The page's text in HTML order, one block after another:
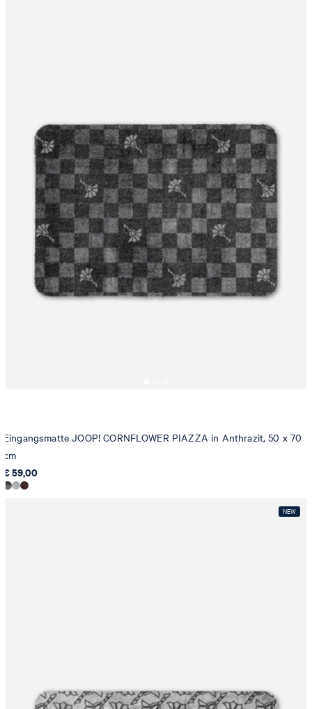
Eingangsmatte JOOP! CORNFLOWER PIAZZA in Anthrazit, 50 x 70
cm
€ 59,00